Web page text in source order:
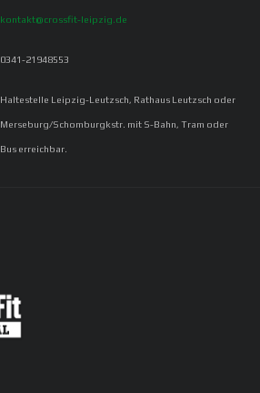
kontakt@crossfit-leipzig.de
0341-21948553
Haltestelle Leipzig-Leutzsch, Rathaus Leutzsch oder
Merseburg/Schomburgkstr. mit S-Bahn, Tram oder
Bus erreichbar.